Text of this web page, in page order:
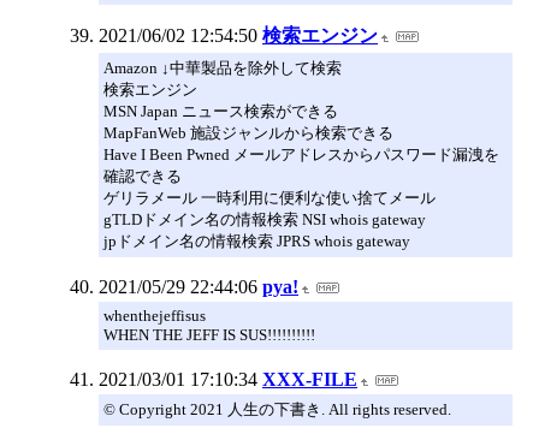
2021/06/02 12:54:50 検索エンジン
Amazon ↓中華製品を除外して検索
検索エンジン
MSN Japan ニュース検索ができる
MapFanWeb 施設ジャンルから検索できる
Have I Been Pwned メールアドレスからパスワード漏洩を
確認できる
ゲリラメール 一時利用に便利な使い捨てメール
gTLDドメイン名の情報検索 NSI whois gateway
jpドメイン名の情報検索 JPRS whois gateway
2021/05/29 22:44:06 pya!
whenthejeffisus
WHEN THE JEFF IS SUS!!!!!!!!!!
2021/03/01 17:10:34 XXX-FILE
© Copyright 2021 人生の下書き. All rights reserved.